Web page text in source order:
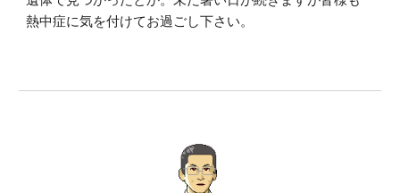
熱中症に気を付けてお過ごし下さい。